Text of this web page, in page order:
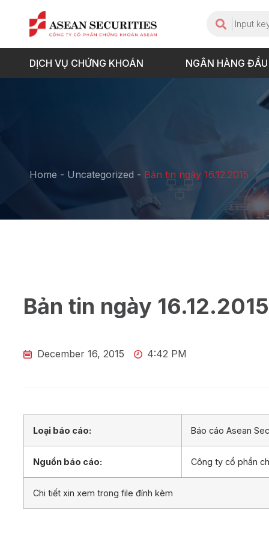
DỊCH VỤ CHỨNG KHOÁN NGÂN HÀNG
Home - Uncategorized - Bản tin ngày 16.12.2015
Bản tin ngày 16.12.2015
December 16, 2015 4:42 PM
Loại báo cáo: Báo cáo Asean
Nguồn báo cáo: Công ty cổ phần
Chi tiết xin xem trong file đính kèm